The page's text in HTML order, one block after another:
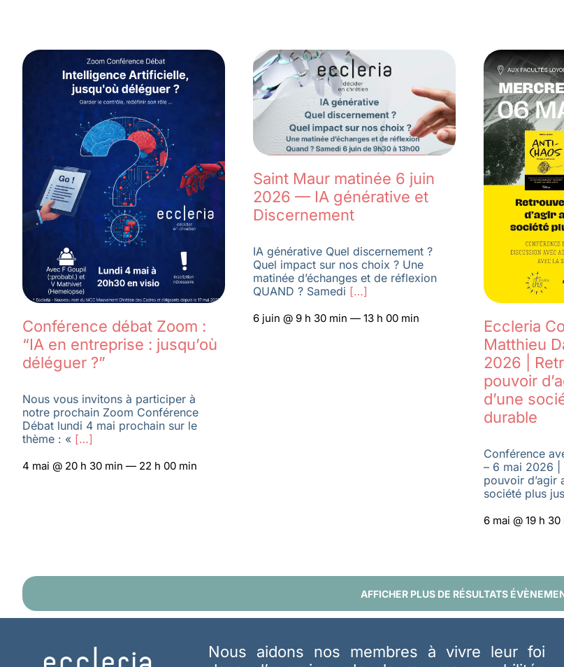
Conférence débat Zoom :
“IA en entreprise : jusqu’où
déléguer ?”
Nous vous invitons à participer à
notre prochain Zoom Conférence
Débat lundi 4 mai prochain sur le
thème : «[…]
4 mai @ 20 h 30 min — 22 h 00 min
Saint Maur matinée 6 juin
2026 — IA générative et
Discernement
IA générative Quel discernement ?
Quel impact sur nos choix ? Une
matinée d’échanges et de réflexion
QUAND ? Samedi […]
6 juin @ 9 h 30 min — 13 h 00 min
Eccleria
Matthieu
2026 |
pouvoir
d’une
durable
Conférence
– 6 mai 2026 |
pouvoir d’agir
société plus
6 mai @ 19 h
AFFICHER PLUS DE RÉSULTATS
Nous aidons nos membres à vivre leur foi